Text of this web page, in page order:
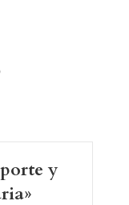
y